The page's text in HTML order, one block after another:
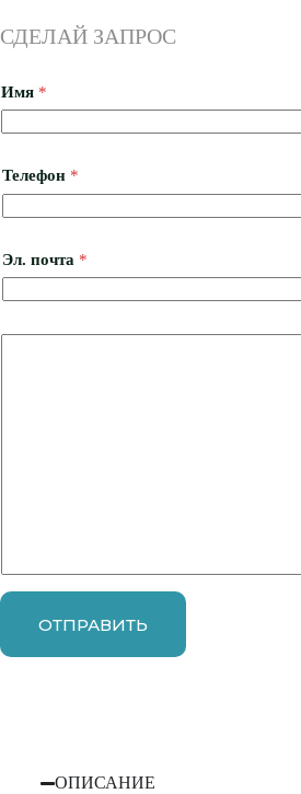
СДЕЛАЙ ЗАПРОС
Имя *
Телефон *
Эл. почта *
ОТПРАВИТЬ
ОПИСАНИЕ